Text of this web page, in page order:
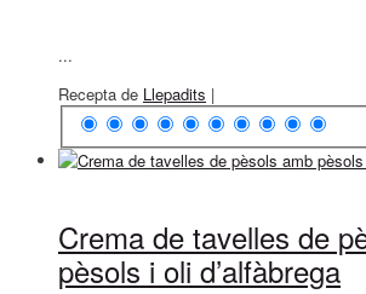
...
Recepta de Llepadits |
Crema de tavelles de
pèsols i oli d’alfàbrega